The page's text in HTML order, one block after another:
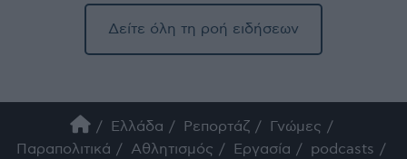
Δείτε όλη τη ροή ειδήσεων
Ελλάδα Ρεπορτάζ
Γνώμες
Παραπολιτικά
Αθλητισμός Εργασία
podcasts